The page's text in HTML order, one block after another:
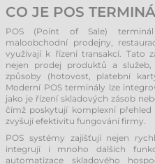
CO JE POS
POS (Point of Sale)
maloobchodní prodejny,
využívají k řízení transakcí. Tato
nejen prodej produktů a
způsoby (hotovost, platební
Moderní POS terminály lze
jako je řízení skladových zásob
čímž poskytují komplexní
zvyšují efektivitu fungování firmy.
POS systémy zajišťují nejen
integrují i mnoho dalších
automatizace skladového